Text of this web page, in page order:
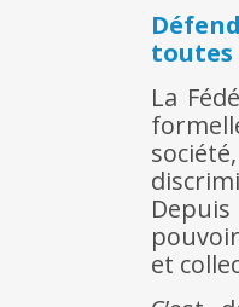
toutes
La
et